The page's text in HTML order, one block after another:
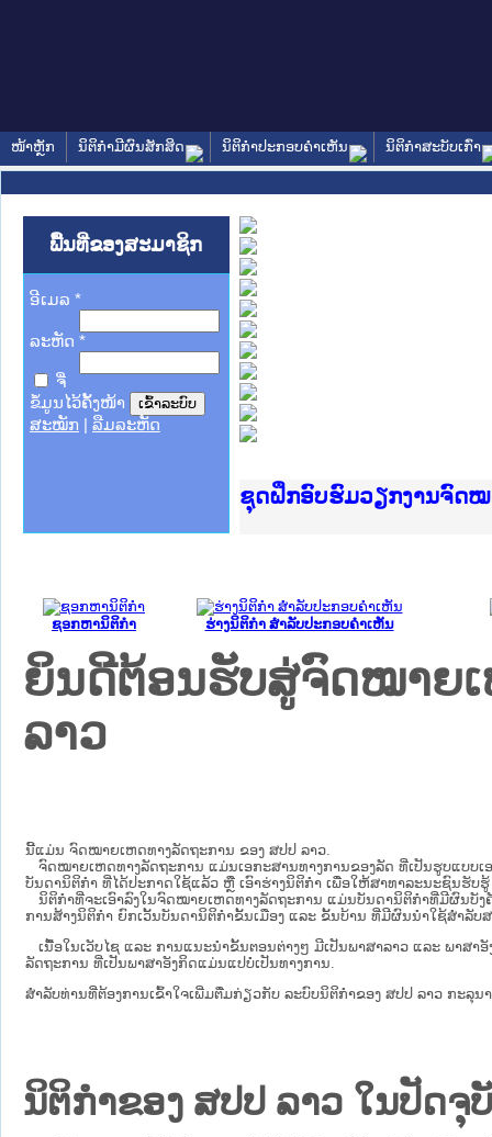
ໜ້າຫຼັກ ນິຕິກໍາມີຜົນສັກສິດ ນິຕິກໍາປະກອບຄໍາເຫັນ ນິຕິກໍາສະບັບເກົ່າ
ພື້ນທີ່ຂອງສະມາຊິກ
ອີເມລ *
ລະຫັດ *
ຈື່
ຂໍ້ມູນໄວ້ຄັ້ງໜ້າ
ສະໝັກ
ລືມລະຫັດ
Ministry of Justice Lao
ເຜີຍແຜ່ວັບໄຊຈົດໝາຍເຫດ
ກະຊວງຍຸຕິທຳ
ຊຸດຝຶກອົບຮົມວຽກງານຈົດໝ
ກອງປະຊຸມທົບທວນຄືນການ
ຝຶກອົບຮົມ ຜູ່ປະສານງານວ
ຝຶກອົບຮົມ ຜູ່ປະສານງານວ
ເຜີຍແຜ່ແອັບກົດໝາຍລາວ
ເຜີຍແຜ່ແອັບກົດໝາຍລາວ
ຍົກລະດັບວຽກງານຈົດໝາຍ
ຊຸດຝຶກອົບຮົມວຽກງານຈົດໝ
ຊອກຫານິຕິກໍາ ຮ່າງນິຕິກໍາ ສໍາລັບປະກອບຄໍາເຫັນ
ຍິນດີຕ້ອນຮັບສູ່ຈົດໝາຍເ
ລາວ
ນີ້ແມ່ນ ຈົດໝາຍເຫດທາງລັດຖະການ ຂອງ ສປປ ລາວ.
ຈົດໝາຍເຫດທາງລັດຖະການ ແມ່ນ​ເອ​ກະ​ສານ​ທາງ​ການ​ຂອງ​ລັດ ທີ່​ເປັນ​ຮູບ​ແບບ​ເ
ບັນ​ດາ​ນິ​ຕິ​ກຳ ທີ່ໄດ້ປະກາດໃຊ້ແລ້ວ ຫຼື ເອົາຮ່າງນິຕິກໍາ ເພື່ອໃຫ້​ສາ​ທາ​ລະ​ນະ​ຊົນ​ຮັບ​
ນິ​ຕິ​ກຳ​ທີ່​ຈະ​ເອົາ​ລົງ​ໃນ​ຈົດ​ໝາຍ​ເຫດ​ທາງ​ລັດ​ຖະ​ການ ​ແມ່ນ​ບັນ​ດາ​ນິ​ຕິ​ກຳ​ທີ່​ມີ​ຜົນ​ບັ
ການ​ສ້າງ​ນິ​ຕິ​ກຳ ຍົກ​ເວັ້ນ​ບັນ​ດານິ​ຕິ​ກຳ​ຂັ້ນ​ເມືອງ ແລະ ຂັ້ນ​ບ້ານ ​ທີ່​ມີ​ຜົນ​ນຳ​ໃຊ້​ສຳ​ລັບ​
ເນື້ອໃນ​ເວັບ​ໄຊ​ ແລະ ການແນະນໍາຂັ້ນຕອນຕ່າງໆ ມີເປັນພາສາລາວ ແລະ ພາສາ
ລັດຖະການ ທີ່ເປັນພາສາອັງກິດແມ່ນແປບໍ່ເປັນທາງການ.
ສໍາລັບທ່ານທີ່ຕ້ອງການເຂົ້າໃຈເພີ່ມຕື່ມກ່ຽວກັບ ລະບົບນິຕິກຳຂອງ ສປປ ລາວ ກະລຸນ
ນິຕິກຳຂອງ ສປປ ລາວ ໃນປັດ